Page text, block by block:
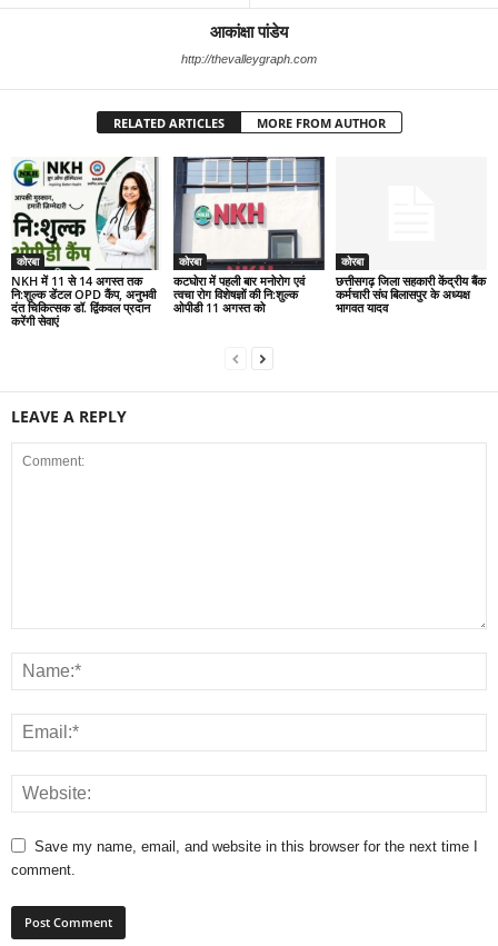
आकांक्षा पांडेय
http://thevalleygraph.com
RELATED ARTICLES MORE FROM AUTHOR
कोरबा
NKH में 11 से 14 अगस्त तक
नि:शुल्क डेंटल OPD कैंप, अनुभवी
दंत चिकित्सक डॉ. द्विंकवल प्रदान
करेंगी सेवाएं
कोरबा
कटघोरा में पहली बार मनोरोग एवं
त्वचा रोग विशेषज्ञों की नि:शुल्क
ओपीडी 11 अगस्त को
कोरबा
छत्तीसगढ़ जिला सहकारी केंद्रीय बैंक
कर्मचारी संघ बिलासपुर के अध्यक्ष
भागवत यादव
LEAVE A REPLY
Save my name, email, and website in this browser for the next time I
comment.